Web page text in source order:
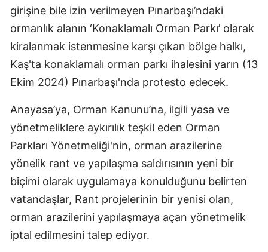
girişine bile izin verilmeyen Pınarbaşı’ndaki
ormanlık alanın ‘Konaklamalı Orman Parkı’ olarak
kiralanmak istenmesine karşı çıkan bölge halkı,
Kaş'ta konaklamalı orman parkı ihalesini yarın (13
Ekim 2024) Pınarbaşı'nda protesto edecek.
Anayasa’ya, Orman Kanunu’na, ilgili yasa ve
yönetmeliklere aykırılık teşkil eden Orman
Parkları Yönetmeliği'nin, orman arazilerine
yönelik rant ve yapılaşma saldırısının yeni bir
biçimi olarak uygulamaya konulduğunu belirten
vatandaşlar, Rant projelerinin bir yenisi olan,
orman arazilerini yapılaşmaya açan yönetmelik
iptal edilmesini talep ediyor.